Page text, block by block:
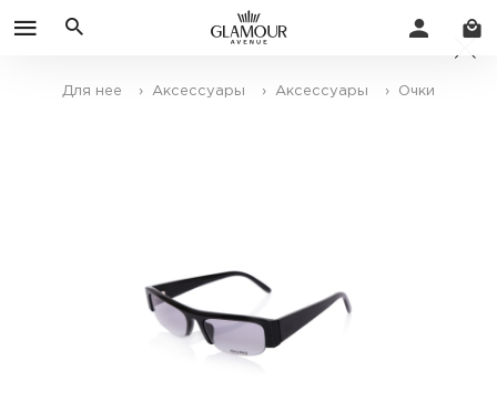
Для нее › Аксессуары › Аксессуары › Очки